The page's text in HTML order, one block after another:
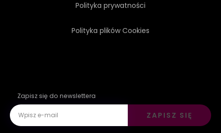
Polityka prywatności
Polityka plików Cookies
Zapisz się do newslettera
ZAPISZ SIĘ